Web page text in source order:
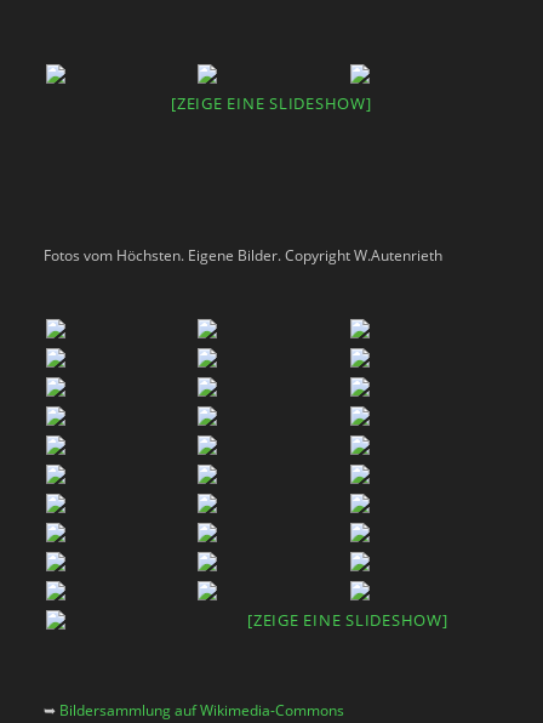
[ZEIGE EINE SLIDESHOW]
Fotos vom Höchsten. Eigene Bilder. Copyright W.Autenrieth
[ZEIGE EINE SLIDESHOW]
➥ Bildersammlung auf Wikimedia-Commons